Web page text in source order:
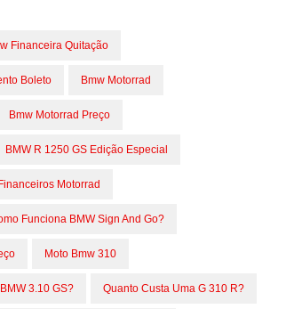
Financeira Quitação
Boleto Bmw Motorrad
Bmw Motorrad Preço
BMW R 1250 GS Edição Especial
Motorrad
Funciona BMW Sign And Go?
Moto Bmw 310
3.10 GS? Quanto Custa Uma G 310 R?